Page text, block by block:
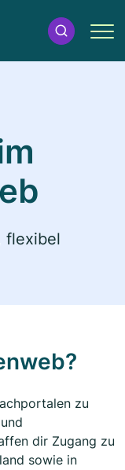
flexibel
zu
dir Zugang zu
sowie in